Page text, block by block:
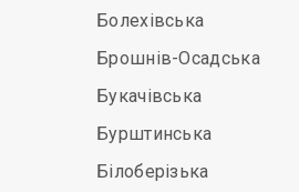
Болехівська
Брошнів-Осадська
Букачівська
Бурштинська
Білоберізька